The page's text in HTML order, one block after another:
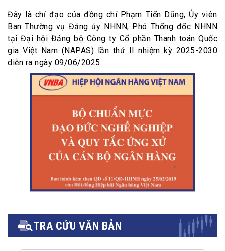
Đây là chỉ đạo của đồng chí Phạm Tiến Dũng, Ủy viên
Ban Thường vụ Đảng ủy NHNN, Phó Thống đốc NHNN
tại Đại hội Đảng bộ Công ty Cổ phần Thanh toán Quốc
gia Việt Nam (NAPAS) lần thứ II nhiệm kỳ 2025-2030
diễn ra ngày 09/06/2025.
TRA CỨU VĂN BẢN